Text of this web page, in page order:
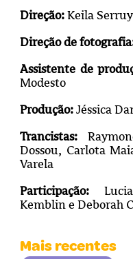
Direção:Keila
Direção de
Assistente de
Modesto
Produção:Jéssica
Trancistas:
Dossou, Carlota
Varela
Participação:
Kemblin e Deborah
Mais recentes